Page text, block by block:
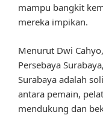
mampu bangkit
mereka impikan.
Menurut Dwi
Persebaya
Surabaya adalah
antara pemain,
mendukung dan